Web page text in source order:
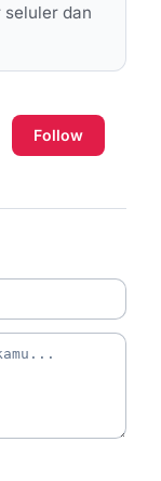
dan
Follow